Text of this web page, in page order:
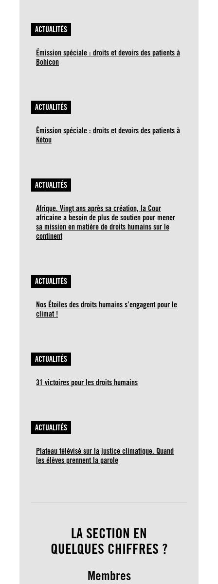
ACTUALITÉS
Émission spéciale : droits et devoirs des patients à
Bohicon
ACTUALITÉS
Émission spéciale : droits et devoirs des patients à
Kétou
ACTUALITÉS
Afrique. Vingt ans après sa création, la Cour
africaine a besoin de plus de soutien pour mener
sa mission en matière de droits humains sur le
continent
ACTUALITÉS
Nos Étoiles des droits humains s’engagent pour le
climat !
ACTUALITÉS
31 victoires pour les droits humains
ACTUALITÉS
Plateau télévisé sur la justice climatique. Quand
les élèves prennent la parole
LA SECTION EN
QUELQUES CHIFFRES ?
Membres